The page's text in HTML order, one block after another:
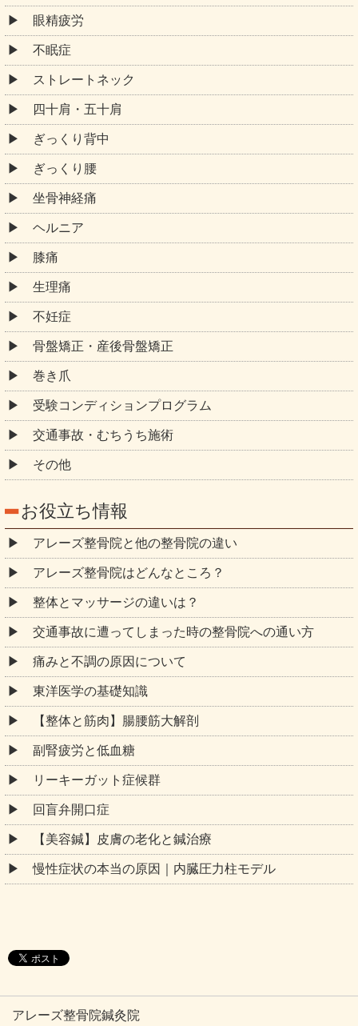
眼精疲労
不眠症
ストレートネック
四十肩・五十肩
ぎっくり背中
ぎっくり腰
坐骨神経痛
ヘルニア
膝痛
生理痛
不妊症
骨盤矯正・産後骨盤矯正
巻き爪
受験コンディションプログラム
交通事故・むちうち施術
その他
お役立ち情報
アレーズ整骨院と他の整骨院の違い
アレーズ整骨院はどんなところ？
整体とマッサージの違いは？
交通事故に遭ってしまった時の整骨院への通い方
痛みと不調の原因について
東洋医学の基礎知識
【整体と筋肉】腸腰筋大解剖
副腎疲労と低血糖
リーキーガット症候群
回盲弁開口症
【美容鍼】皮膚の老化と鍼治療
慢性症状の本当の原因｜内臓圧力柱モデル
アレーズ整骨院鍼灸院